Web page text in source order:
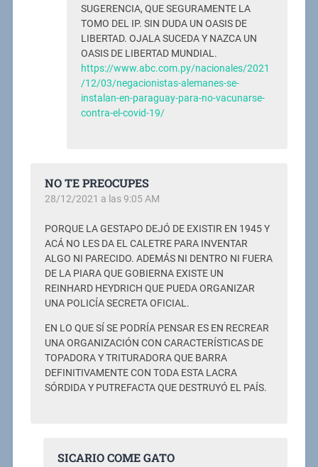
SUGERENCIA, QUE SEGURAMENTE LA
TOMO DEL IP. SIN DUDA UN OASIS DE
LIBERTAD. OJALA SUCEDA Y NAZCA UN
OASIS DE LIBERTAD MUNDIAL.
https://www.abc.com.py/nacionales/2021
/12/03/negacionistas-alemanes-se-
instalan-en-paraguay-para-no-vacunarse-
contra-el-covid-19/
NO TE PREOCUPES
28/12/2021 a las 9:05 AM
PORQUE LA GESTAPO DEJÓ DE EXISTIR EN 1945 Y
ACÁ NO LES DA EL CALETRE PARA INVENTAR
ALGO NI PARECIDO. ADEMÁS NI DENTRO NI FUERA
DE LA PIARA QUE GOBIERNA EXISTE UN
REINHARD HEYDRICH QUE PUEDA ORGANIZAR
UNA POLICÍA SECRETA OFICIAL.
EN LO QUE SÍ SE PODRÍA PENSAR ES EN RECREAR
UNA ORGANIZACIÓN CON CARACTERÍSTICAS DE
TOPADORA Y TRITURADORA QUE BARRA
DEFINITIVAMENTE CON TODA ESTA LACRA
SÓRDIDA Y PUTREFACTA QUE DESTRUYÓ EL PAÍS.
SICARIO COME GATO